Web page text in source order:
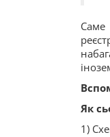
Саме
Як
1)